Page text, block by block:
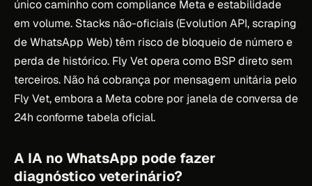
único caminho com compliance Meta e estabilidade
em volume. Stacks não-oficiais (Evolution API, scraping
de WhatsApp Web) têm risco de bloqueio de número e
perda de histórico. Fly Vet opera como BSP direto sem
terceiros. Não há cobrança por mensagem unitária pelo
Fly Vet, embora a Meta cobre por janela de conversa de
24h conforme tabela oficial.
A IA no WhatsApp pode fazer
diagnóstico veterinário?